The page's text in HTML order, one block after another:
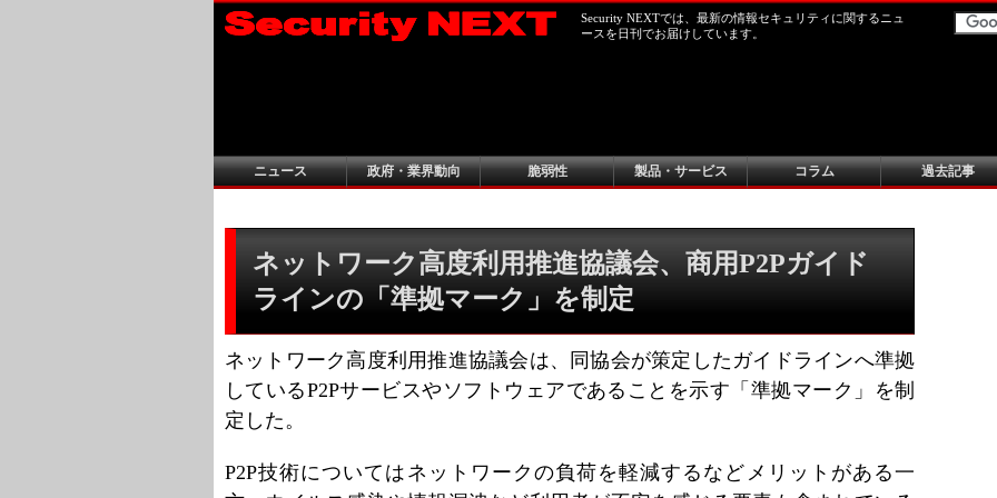
Security NEXTでは、最新の情報セキュリティに関するニュ
ースを日刊でお届けしています。
ニュース 政府・業界動向 脆弱性 製品・サービス コラム 過去記事
ネットワーク高度利用推進協議会、商用P2Pガイド
ラインの「準拠マーク」を制定
ネットワーク高度利用推進協議会は、同協会が策定したガイドラインへ準拠
しているP2Pサービスやソフトウェアであることを示す「準拠マーク」を制
定した。
P2P技術についてはネットワークの負荷を軽減するなどメリットがある一